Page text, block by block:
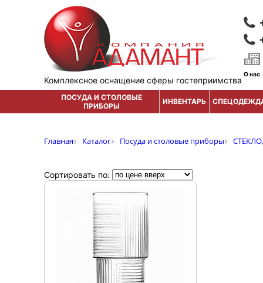
Комплексное оснащение сферы гостеприимства
О нас
ПОСУДА И СТОЛОВЫЕ
ПРИБОРЫ
ИНВЕНТАРЬ
Главная Каталог Посуда и столовые приборы
Сортировать по: